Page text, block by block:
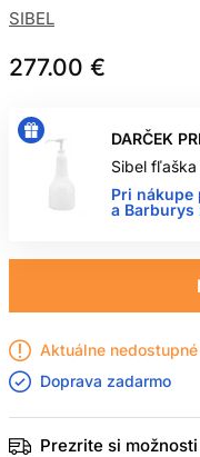
SIBEL
277.00 €
DARČEK
Sibel
Pri
a Barburys
Aktuálne nedostupné
Doprava zadarmo
Prezrite si